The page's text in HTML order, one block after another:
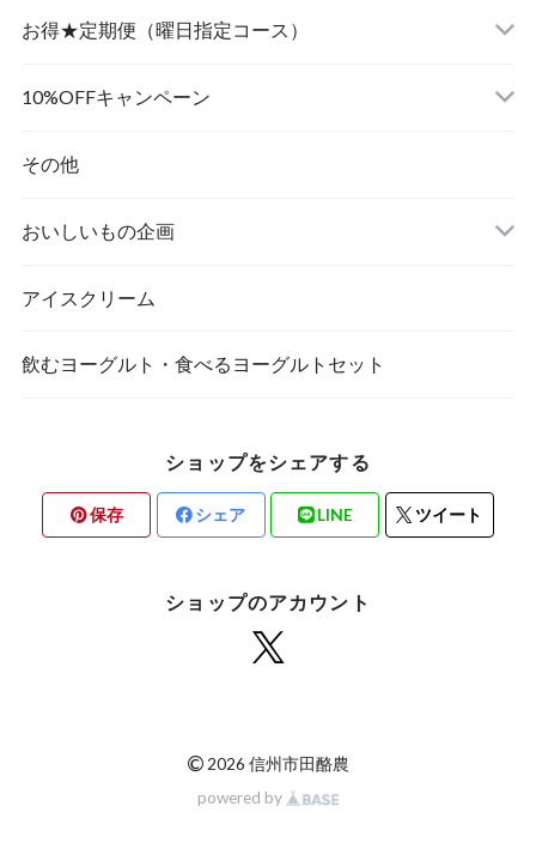
食べるヨーグルト
飲むヨーグルト
食べるヨーグルト
お得★定期便（曜日指定コース）
飲むヨーグルト
食べるヨーグルト
10%OFFキャンペーン
その他
おいしいもの企画
アイスクリーム
飲むヨーグルト・食べるヨーグルトセット
ショップをシェアする
保存 シェア LINE ツイート
ショップのアカウント
© 2026 信州市田酪農
powered by